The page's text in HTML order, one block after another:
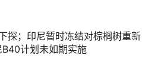
探；印尼暂时冻结对棕榈树重新
计划未如期实施